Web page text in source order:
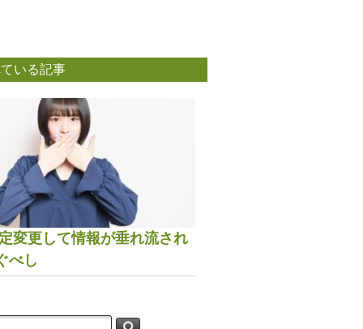
いる記事
変更して情報が垂れ流され
べし